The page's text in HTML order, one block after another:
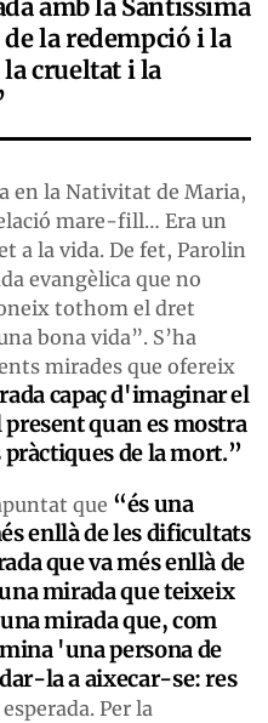
amb la Santíssima
la redempció i la
la crueltat i la
en la Nativitat de Maria,
mare-fill… Era un
a la vida. De fet, Parolin
evangèlica que no
tothom el dret
bona vida”. S’ha
mirades que ofereix
capaç d'imaginar el
quan es mostra
pràctiques de la mort.”
que “és una
enllà de les dificultats
que va més enllà de
mirada que teixeix
mirada que, com
'una persona de
la a aixecar-se: res
Per la